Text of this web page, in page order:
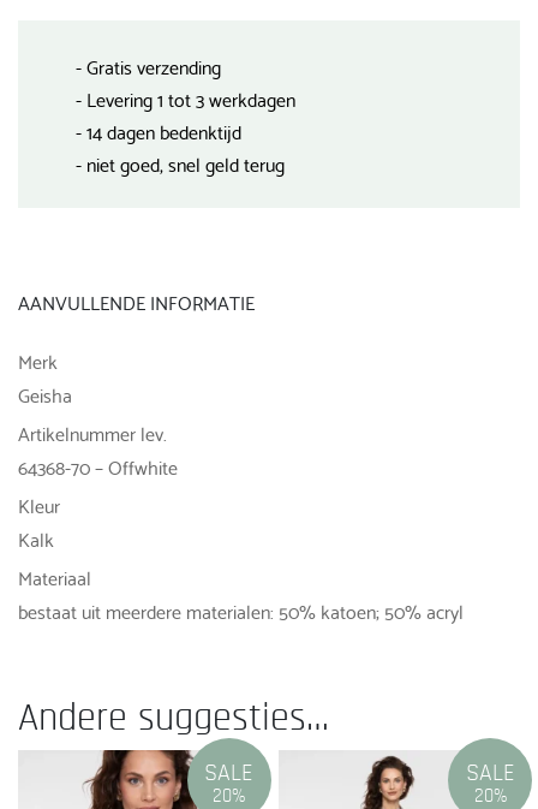
- Gratis verzending
- Levering 1 tot 3 werkdagen
- 14 dagen bedenktijd
- niet goed, snel geld terug
AANVULLENDE INFORMATIE
Merk
Geisha
Artikelnummer lev.
64368-70 – Offwhite
Kleur
Kalk
Materiaal
bestaat uit meerdere materialen: 50% katoen; 50% acryl
Andere suggesties…
SALE
20%
SALE
20%